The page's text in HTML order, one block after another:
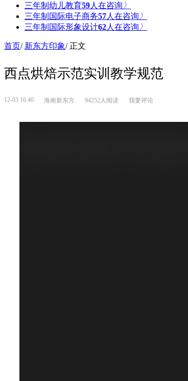
三年制幼儿教育59人在咨询 〉
三年制国际电子商务57人在咨询 〉
三年制国际形象设计62人在咨询 〉
首页/ 新东方印象/ 正文
西点烘焙示范实训教学规范
12-03 16:40 海南新东方 94252人阅读 我要评论